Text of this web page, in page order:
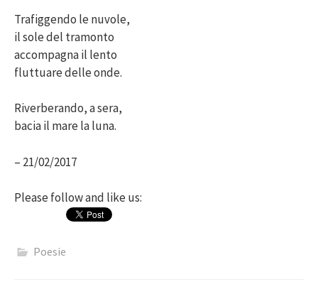
Trafiggendo le nuvole,
il sole del tramonto
accompagna il lento
fluttuare delle onde.
Riverberando, a sera,
bacia il mare la luna.
– 21/02/2017
Please follow and like us:
Poesie